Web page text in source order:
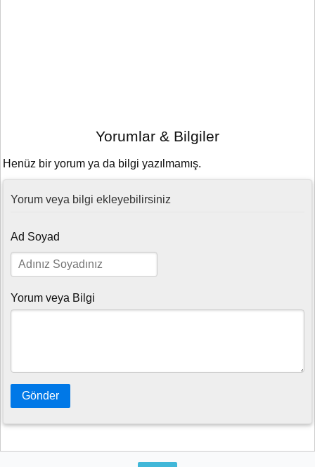
Yorumlar & Bilgiler
Henüz bir yorum ya da bilgi yazılmamış.
Yorum veya bilgi ekleyebilirsiniz
Ad Soyad
Yorum veya Bilgi
Gönder